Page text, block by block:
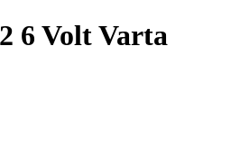
6 Volt Varta